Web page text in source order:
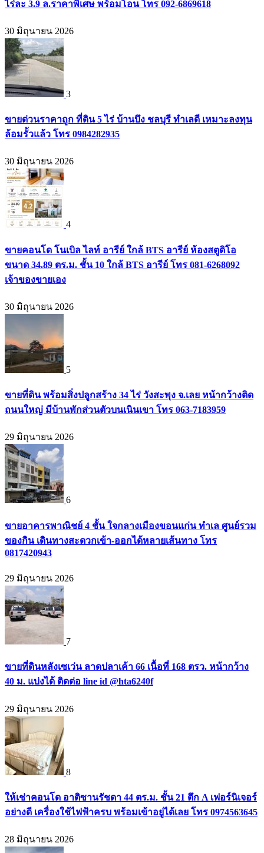
ไร่ละ 3.9 ล.ราคาพิเศษ พร้อมโอน โทร 092-6869618
30 มิถุนายน 2026
3
ขายด่วนราคาถูก ที่ดิน 5 ไร่ บ้านบึง ชลบุรี ทำเลดี เหมาะลงทุน
ล้อมรั้วแล้ว โทร 0984282935
30 มิถุนายน 2026
4
ขายคอนโด โนเบิล ไลท์ อารีย์ ใกล้ BTS อารีย์ ห้องสตูดิโอ
ขนาด 34.89 ตร.ม. ชั้น 10 ใกล้ BTS อารีย์ โทร 081-6268092
เจ้าของขายเอง
30 มิถุนายน 2026
5
ขายที่ดิน พร้อมสิ่งปลูกสร้าง 34 ไร่ วังสะพุง จ.เลย หน้ากว้างติด
ถนนใหญ่ มีบ้านพักส่วนตัวบนเนินเขา โทร 063-7183959
29 มิถุนายน 2026
6
ขายอาคารพาณิชย์ 4 ชั้น ใจกลางเมืองขอนแก่น ทำเล ศูนย์รวม
ของกิน เดินทางสะดวกเข้า-ออกได้หลายเส้นทาง โทร
0817420943
29 มิถุนายน 2026
7
ขายที่ดินหลังเซเว่น ลาดปลาเค้า 66 เนื้อที่ 168 ตรว. หน้ากว้าง
40 ม. แบ่งได้ ติดต่อ line id @hta6240f
29 มิถุนายน 2026
8
ให้เช่าคอนโด อาติซานรัชดา 44 ตร.ม. ชั้น 21 ตึก A เฟอร์นิเจอร์
อย่างดี เครื่องใช้ไฟฟ้าครบ พร้อมเข้าอยู่ได้เลย โทร 0974563645
28 มิถุนายน 2026